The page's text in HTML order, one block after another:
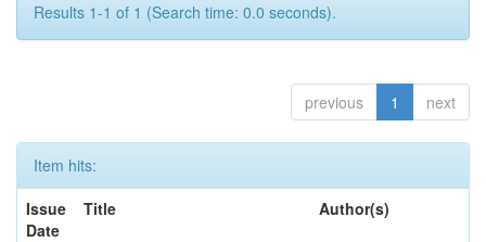
Results 1-1 of 1 (Search time: 0.0 seconds).
previous 1 next
Item hits:
Issue
Date
Title Author(s)